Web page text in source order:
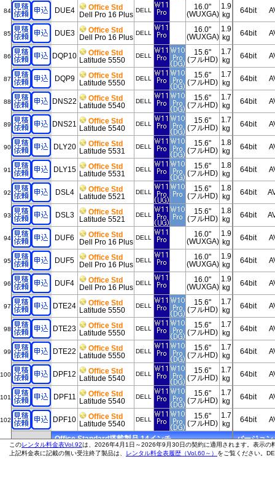
84 DUE4
Office Std
Dell Pro 16 Plus
DELL
16.0"
(WUXGA)
1.9
kg
64bit
85 DUE3
Office Std
Dell Pro 16 Plus
DELL
16.0"
(WUXGA)
1.9
kg
64bit
86 DQP10
Office Std
Latitude 5550
DELL
15.6"
(フルHD)
1.7
kg
64bit
87 DQP9
Office Std
Latitude 5550
DELL
15.6"
(フルHD)
1.7
kg
64bit
88 DNS22
Office Std
Latitude 5540
DELL
15.6"
(フルHD)
1.7
kg
64bit
89 DNS21
Office Std
Latitude 5540
DELL
15.6"
(フルHD)
1.7
kg
64bit
90 DLY20
Office Std
Latitude 5531
DELL
15.6"
(フルHD)
1.8
kg
64bit
91 DLY15
Office Std
Latitude 5531
DELL
15.6"
(フルHD)
1.8
kg
64bit
92 DSL4
Office Std
Latitude 5521
DELL
15.6"
(フルHD)
1.8
kg
64bit
93 DSL3
Office Std
Latitude 5521
DELL
15.6"
(フルHD)
1.8
kg
64bit
94 DUF6
Office Std
Dell Pro 16 Plus
DELL
16.0"
(WUXGA)
1.9
kg
64bit
95 DUF5
Office Std
Dell Pro 16 Plus
DELL
16.0"
(WUXGA)
1.9
kg
64bit
96 DUF4
Office Std
Dell Pro 16 Plus
DELL
16.0"
(WUXGA)
1.9
kg
64bit
97 DTE24
Office Std
Latitude 5550
DELL
15.6"
(フルHD)
1.7
kg
64bit
98 DTE23
Office Std
Latitude 5550
DELL
15.6"
(フルHD)
1.7
kg
64bit
99 DTE22
Office Std
Latitude 5550
DELL
15.6"
(フルHD)
1.7
kg
64bit
100 DPF12
Office Std
Latitude 5540
DELL
15.6"
(フルHD)
1.7
kg
64bit
101 DPF11
Office Std
Latitude 5540
DELL
15.6"
(フルHD)
1.7
kg
64bit
102 DPF10
Office Std
Latitude 5540
DELL
15.6"
(フルHD)
1.7
kg
64bit
Office Standard搭載製品 14インチ バージョ
103 DUG6
Office Std
DELL
14.0"
1.5
64bit
このレンタル料金表Vol.92は、2026年4月1日～2026年9月30日の契約に適用されます。表示
上記料金表に記載の無い受注終了製品は、 レンタル料金表履歴（Vol.60～） をご覧ください。